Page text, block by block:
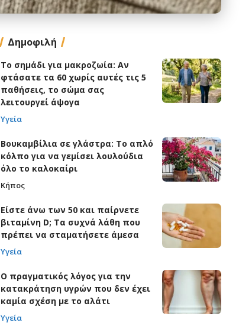
Δημοφιλή
Το σημάδι για μακροζωία: Αν
φτάσατε τα 60 χωρίς αυτές τις 5
παθήσεις, το σώμα σας
λειτουργεί άψογα
Υγεία
Βουκαμβίλια σε γλάστρα: Το απλό
κόλπο για να γεμίσει λουλούδια
όλο το καλοκαίρι
Κήπος
Είστε άνω των 50 και παίρνετε
βιταμίνη D; Τα συχνά λάθη που
πρέπει να σταματήσετε άμεσα
Υγεία
Ο πραγματικός λόγος για την
κατακράτηση υγρών που δεν έχει
καμία σχέση με το αλάτι
Υγεία